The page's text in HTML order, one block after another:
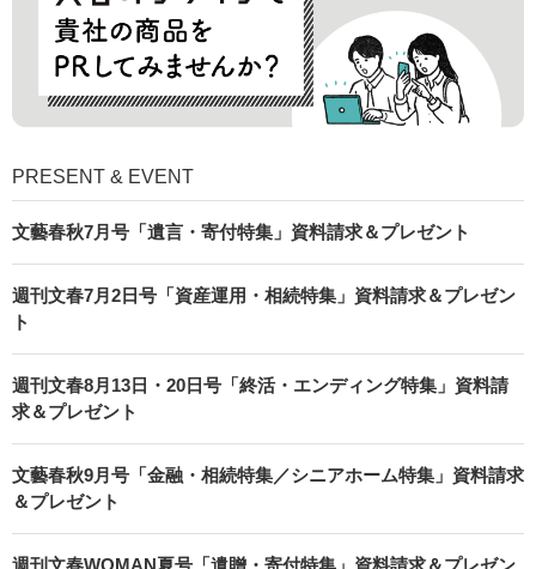
PRESENT & EVENT
文藝春秋7月号「遺言・寄付特集」資料請求＆プレゼント
週刊文春7月2日号「資産運用・相続特集」資料請求＆プレゼン
ト
週刊文春8月13日・20日号「終活・エンディング特集」資料請
求＆プレゼント
文藝春秋9月号「金融・相続特集／シニアホーム特集」資料請求
＆プレゼント
週刊文春WOMAN夏号「遺贈・寄付特集」資料請求＆プレゼン